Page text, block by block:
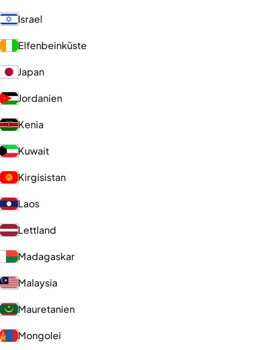
Israel
Elfenbeinküste
Japan
Jordanien
Kenia
Kuwait
Kirgisistan
Laos
Lettland
Madagaskar
Malaysia
Mauretanien
Mongolei